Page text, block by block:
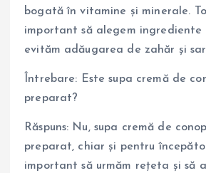
bogată în vitamine și minerale.
important să alegem ingrediente
evităm adăugarea de zahăr și
Întrebare: Este supa cremă de
preparat?
Răspuns: Nu, supa cremă de
preparat, chiar și pentru
important să urmăm rețeta și să